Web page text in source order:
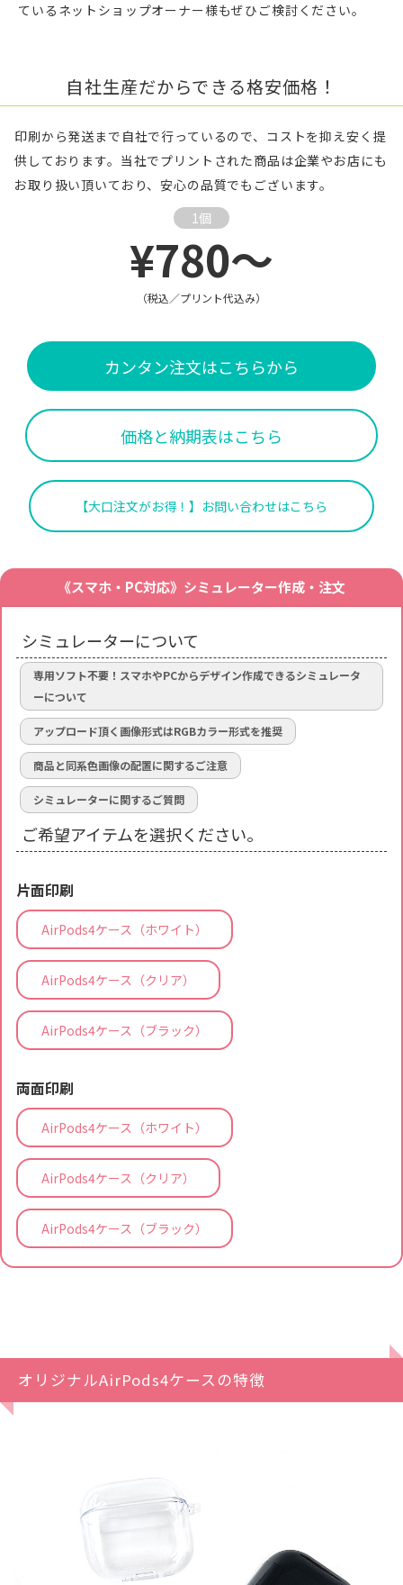
ているネットショップオーナー様もぜひご検討ください。
自社生産だからできる格安価格！
印刷から発送まで自社で行っているので、コストを抑え安く提
供しております。当社でプリントされた商品は企業やお店にも
お取り扱い頂いており、安心の品質でもございます。
1個
¥780～
（税込／プリント代込み）
カンタン注文はこちらから
価格と納期表はこちら
【大口注文がお得！】お問い合わせはこちら
《スマホ・PC対応》シミュレーター作成・注文
シミュレーターについて
専用ソフト不要！スマホやPCからデザイン作成できるシミュレータ
ーについて
アップロード頂く画像形式はRGBカラー形式を推奨
商品と同系色画像の配置に関するご注意
シミュレーターに関するご質問
ご希望アイテムを選択ください。
片面印刷
AirPods4ケース（ホワイト）
AirPods4ケース（クリア）
AirPods4ケース（ブラック）
両面印刷
AirPods4ケース（ホワイト）
AirPods4ケース（クリア）
AirPods4ケース（ブラック）
オリジナルAirPods4ケースの特徴